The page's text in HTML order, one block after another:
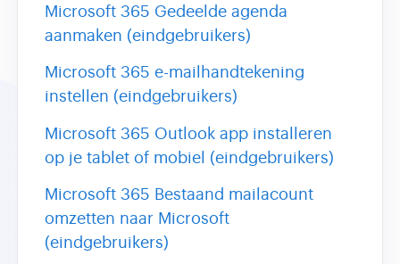
Microsoft 365 Gedeelde agenda
aanmaken (eindgebruikers)
Microsoft 365 e-mailhandtekening
instellen (eindgebruikers)
Microsoft 365 Outlook app installeren
op je tablet of mobiel (eindgebruikers)
Microsoft 365 Bestaand mailacount
omzetten naar Microsoft
(eindgebruikers)